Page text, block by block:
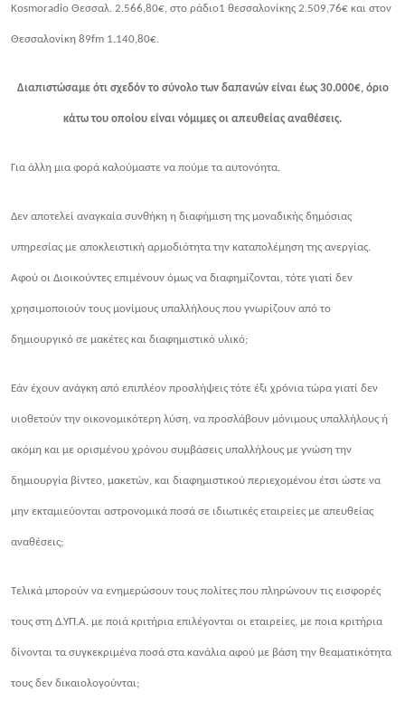
Kosmoradio Θεσσαλ. 2.566,80€, στο ράδιο1 θεσσαλονίκης 2.509,76€ και στον
Θεσσαλονίκη 89fm 1.140,80€.
Διαπιστώσαμε ότι σχεδόν το σύνολο των δαπανών είναι έως 30.000€, όριο
κάτω του οποίου είναι νόμιμες οι απευθείας αναθέσεις.
Για άλλη μια φορά καλούμαστε να πούμε τα αυτονόητα.
Δεν αποτελεί αναγκαία συνθήκη η διαφήμιση της μοναδικής δημόσιας
υπηρεσίας με αποκλειστική αρμοδιότητα την καταπολέμηση της ανεργίας.
Αφού οι Διοικούντες επιμένουν όμως να διαφημίζονται, τότε γιατί δεν
χρησιμοποιούν τους μονίμους υπαλλήλους που γνωρίζουν από το
δημιουργικό σε μακέτες και διαφημιστικό υλικό;
Εάν έχουν ανάγκη από επιπλέον προσλήψεις τότε έξι χρόνια τώρα γιατί δεν
υιοθετούν την οικονομικότερη λύση, να προσλάβουν μόνιμους υπαλλήλους ή
ακόμη και με ορισμένου χρόνου συμβάσεις υπαλλήλους με γνώση την
δημιουργία βίντεο, μακετών, και διαφημιστικού περιεχομένου έτσι ώστε να
μην εκταμιεύονται αστρονομικά ποσά σε ιδιωτικές εταιρείες με απευθείας
αναθέσεις;
Τελικά μπορούν να ενημερώσουν τους πολίτες που πληρώνουν τις εισφορές
τους στη Δ.ΥΠ.Α. με ποιά κριτήρια επιλέγονται οι εταιρείες, με ποια κριτήρια
δίνονται τα συγκεκριμένα ποσά στα κανάλια αφού με βάση την θεαματικότητα
τους δεν δικαιολογούνται;